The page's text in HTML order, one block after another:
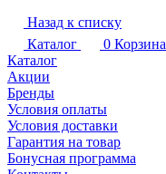
Назад к списку
Каталог
0 Корзина
Каталог
Акции
Бренды
Условия оплаты
Условия доставки
Гарантия на товар
Бонусная программа